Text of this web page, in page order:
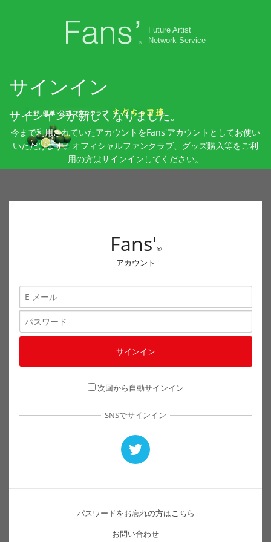
Future Artist
Network Service
サインイン
サインインが新しくなりました。
今まで利用されていたアカウントをFans'アカウントとしてお使い
いただけます。オフィシャルファンクラブ、グッズ購入等をご利
用の方はサインインしてください。
Fans'®
アカウント
次回から自動サインイン
SNSでサインイン
パスワードをお忘れの方はこちら
お問い合わせ